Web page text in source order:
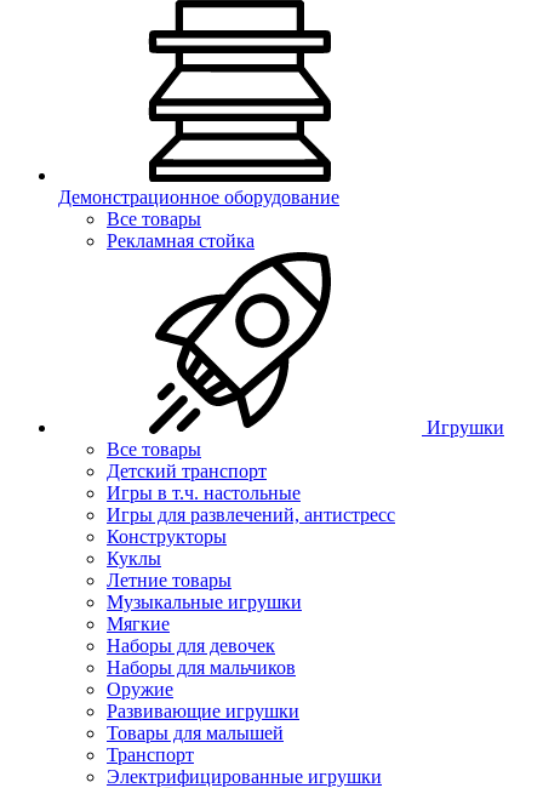
Демонстрационное оборудование
Все товары
Рекламная стойка
Игрушки
Все товары
Детский транспорт
Игры в т.ч. настольные
Игры для развлечений, антистресс
Конструкторы
Куклы
Летние товары
Музыкальные игрушки
Мягкие
Наборы для девочек
Наборы для мальчиков
Оружие
Развивающие игрушки
Товары для малышей
Транспорт
Электрифицированные игрушки